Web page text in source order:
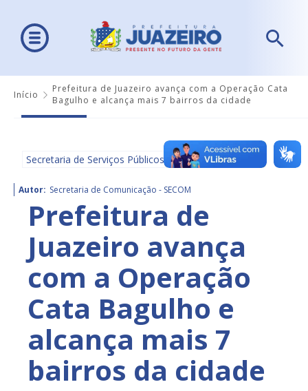
Início
Prefeitura de Juazeiro avança com a Operação Cata
Bagulho e alcança mais 7 bairros da cidade
Secretaria de Serviços Públicos
Autor: Secretaria de Comunicação - SECOM
Prefeitura de
Juazeiro avança
com a Operação
Cata Bagulho e
alcança mais 7
bairros da cidade